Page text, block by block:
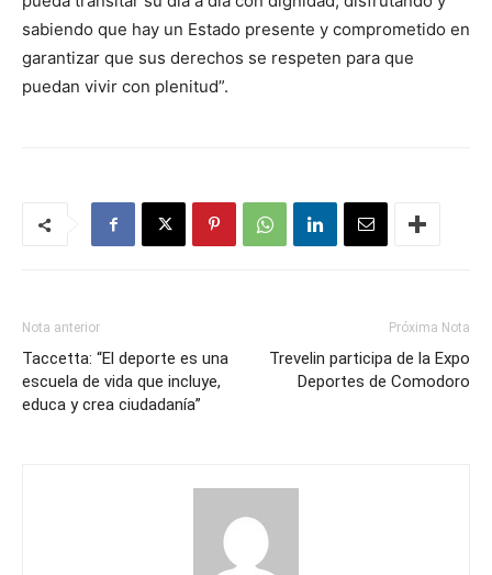
sabiendo que hay un Estado presente y comprometido en
garantizar que sus derechos se respeten para que
puedan vivir con plenitud”.
Nota anterior
Taccetta: “El deporte es una
escuela de vida que incluye,
educa y crea ciudadanía”
Próxima Nota
Trevelin participa de la Expo
Deportes de Comodoro